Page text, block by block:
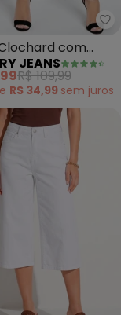
Reta em Sarja
com
(Bordô)
JEANS
R$ 109,99
R$ 34,99 sem juros